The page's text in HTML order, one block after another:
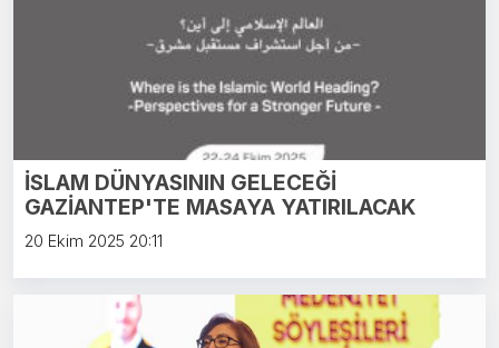
İSLAM DÜNYASININ GELECEĞİ
GAZİANTEP'TE MASAYA YATIRILACAK
20 Ekim 2025 20:11